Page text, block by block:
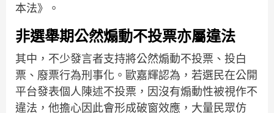
本法》。
非選舉期公然煽動不投票亦屬違法
其中，不少發言者支持將公然煽動不投票、投白
票、廢票行為刑事化。歐嘉輝認為，若選民在公開
平台發表個人陳述不投票，因沒有煽動性被視作不
違法，他擔心因此會形成破窗效應，大量民眾仿